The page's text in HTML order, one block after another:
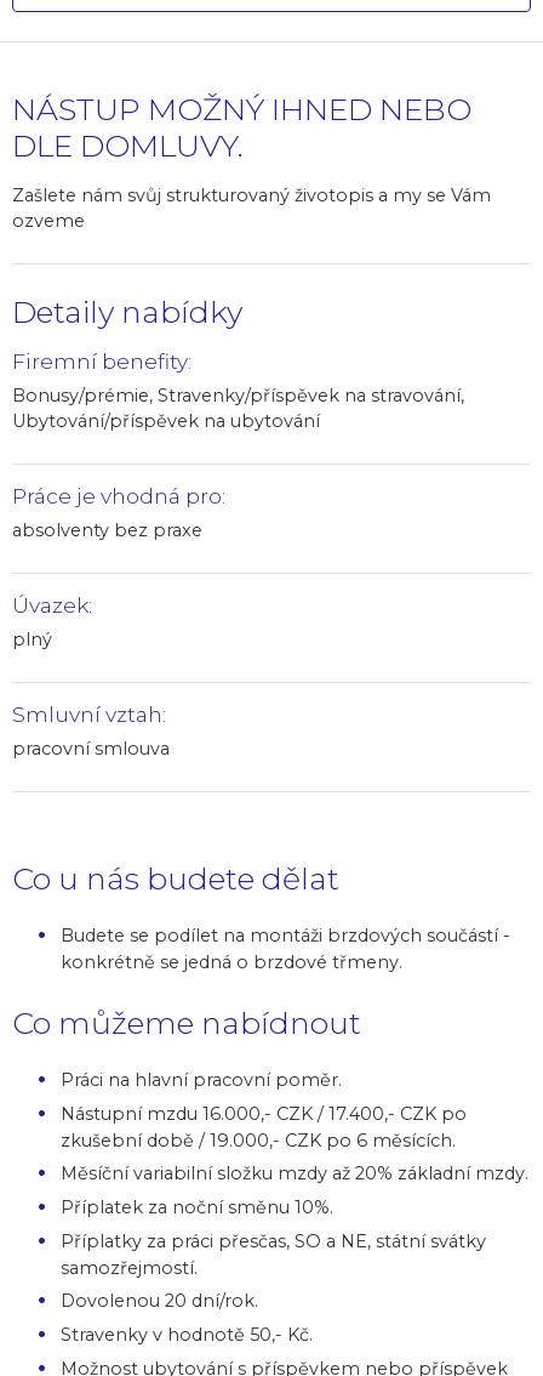
NÁSTUP MOŽNÝ IHNED NEBO
DLE DOMLUVY.
Zašlete nám svůj strukturovaný životopis a my se Vám
ozveme
Detaily nabídky
Firemní benefity:
Bonusy/prémie, Stravenky/příspěvek na stravování,
Ubytování/příspěvek na ubytování
Práce je vhodná pro:
absolventy bez praxe
Úvazek:
plný
Smluvní vztah:
pracovní smlouva
Co u nás budete dělat
Budete se podílet na montáži brzdových součástí -
konkrétně se jedná o brzdové třmeny.
Co můžeme nabídnout
Práci na hlavní pracovní poměr.
Nástupní mzdu 16.000,- CZK / 17.400,- CZK po
zkušební době / 19.000,- CZK po 6 měsících.
Měsíční variabilní složku mzdy až 20% základní mzdy.
Příplatek za noční směnu 10%.
Příplatky za práci přesčas, SO a NE, státní svátky
samozřejmostí.
Dovolenou 20 dní/rok.
Stravenky v hodnotě 50,- Kč.
Možnost ubytování s příspěvkem nebo příspěvek